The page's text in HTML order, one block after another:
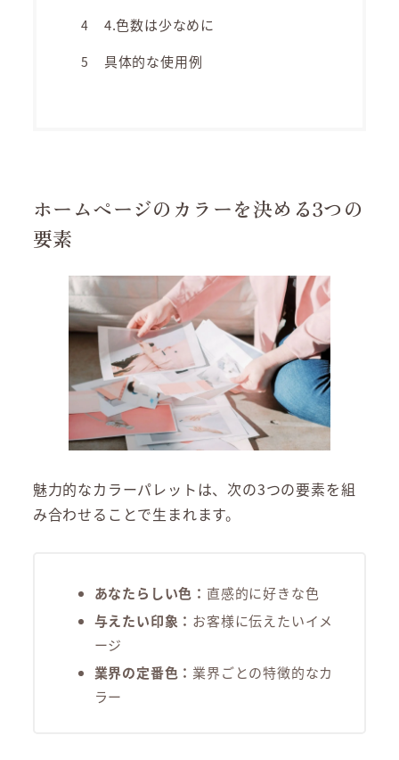
4.色数は少なめに
具体的な使用例
ホームページのカラーを決める3つの
要素
魅力的なカラーパレットは、次の3つの要素を組
み合わせることで生まれます。
あなたらしい色： 直感的に好きな色
与えたい印象： お客様に伝えたいイメ
ージ
業界の定番色： 業界ごとの特徴的なカ
ラー